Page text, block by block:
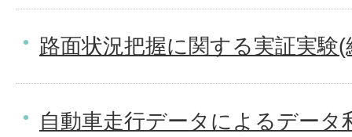
路面状況把握に関する実証実験(
自動車走行データによるデー